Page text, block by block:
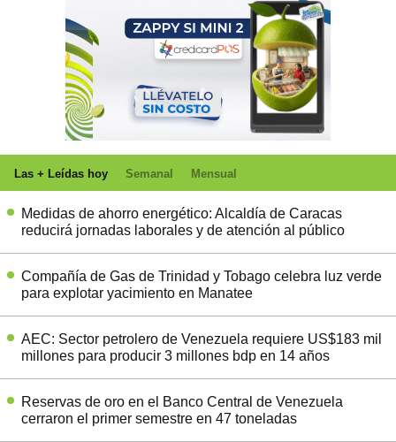
Las + Leídas hoy Semanal Mensual
Medidas de ahorro energético: Alcaldía de Caracas
reducirá jornadas laborales y de atención al público
Compañía de Gas de Trinidad y Tobago celebra luz verde
para explotar yacimiento en Manatee
AEC: Sector petrolero de Venezuela requiere US$183 mil
millones para producir 3 millones bdp en 14 años
Reservas de oro en el Banco Central de Venezuela
cerraron el primer semestre en 47 toneladas